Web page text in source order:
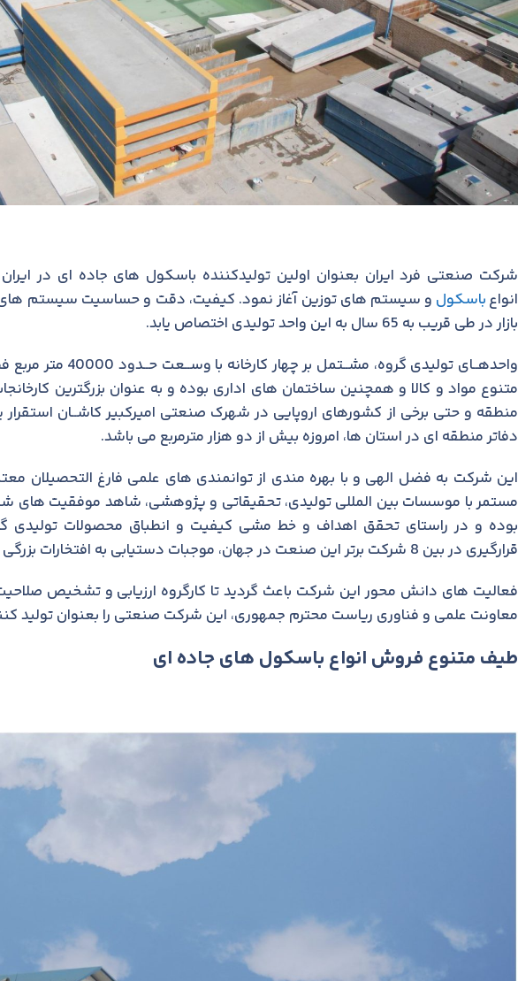
انواعباسکول و سيستم های توزين آغاز نمود. کيفيت، دقت و حساسيت سيستم های
بازار در طی قريب به 65 سال به اين واحد توليدی اختصاص يابد.
متنوع مواد و کالا و همچنين ساختمان های اداری بوده و به عنوان بزرگترين
منطقه و حتی برخی از کشورهای اروپايی در شهرک صنعتی اميرکبير کاشــان
دفاتر منطقه ای در استان ها، امروزه بيش از دو هزار مترمربع می باشد.
این شرکت به فضل الهی و با بهره مندی از توانمندی های علمی فارغ التحصيلان
مستمر با موسسات بين المللی تولیدی، تحقیقاتی و پژوهشی، شاهد موفقيت های
بوده و در راستای تحقق اهداف و خط مشی کيفيت و انطباق محصولات توليدی
قرارگیری در بین 8 شرکت برتر این صنعت در جهان، موجبات دستیابی به افتخارات بزرگی را فراهم ساخته است.
فعاليت های دانش محور اين شرکت باعث گرديد تا کارگروه ارزيابی و تشخيص
معاونت علمی و فناوری رياست محترم جمهوری، اين شرکت صنعتی را بعنوان توليد
طیف متنوع فروش انواع باسکول های جاده ای